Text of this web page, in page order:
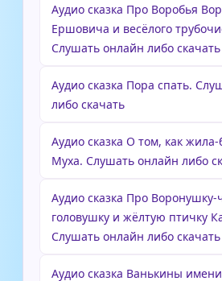
Аудио сказка Про Воробья
Ершовича и весёлого
Слушать онлайн либо скачать
Аудио сказка Пора спать.
либо скачать
Аудио сказка О том, как
Муха. Слушать онлайн либо
Аудио сказка Про
головушку и жёлтую птичку
Слушать онлайн либо скачать
Аудио сказка Ванькины